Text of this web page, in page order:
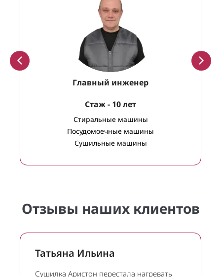
Главный инженер
Cтаж - 10 лет
Стиральные машины
Посудомоечные машины
Сушильные машины
Отзывы наших клиентов
Татьяна Ильина
Сушилка Аристон перестала нагревать